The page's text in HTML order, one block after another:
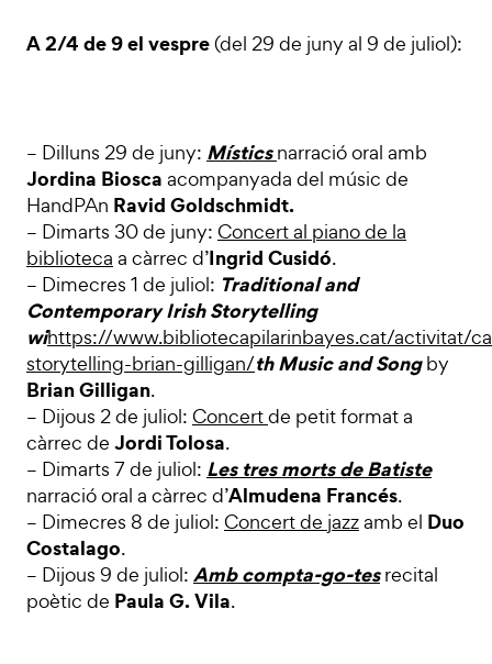
A 2/4 de 9 el vespre(del 29 de juny al 9 de juliol):
– Dilluns 29 de juny: Místics narració oral amb
Jordina Biosca acompanyada del músic de
HandPAn Ravid Goldschmidt.
– Dimarts 30 de juny: Concert al piano de la
biblioteca a càrrec d’Ingrid Cusidó.
– Dimecres 1 de juliol: Traditional and
Contemporary Irish Storytelling
wihttps://www.bibliotecapilarinbayes.cat/activitat/
storytelling-brian-gilligan/th Music and Songby
Brian Gilligan.
– Dijous 2 de juliol: Concertde petit format a
càrrec de Jordi Tolosa.
– Dimarts 7 de juliol: Les tres morts de Batiste
narració oral a càrrec d’Almudena Francés.
– Dimecres 8 de juliol: Concert de jazzamb el Duo
Costalago.
– Dijous 9 de juliol: Amb compta-go-tesrecital
poètic de Paula G. Vila.